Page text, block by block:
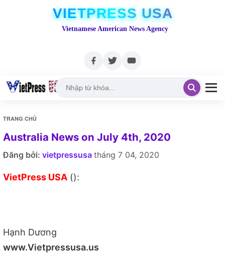
VIETPRESS USA
Vietnamese American News Agency
TRANG CHỦ
Australia News on July 4th, 2020
Đăng bởi: vietpressusa tháng 7 04, 2020
VietPress USA ():
Hạnh Dương
www.Vietpressusa.us